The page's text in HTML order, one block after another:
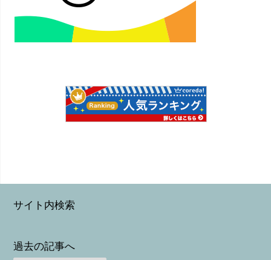
サイト内検索
過去の記事へ